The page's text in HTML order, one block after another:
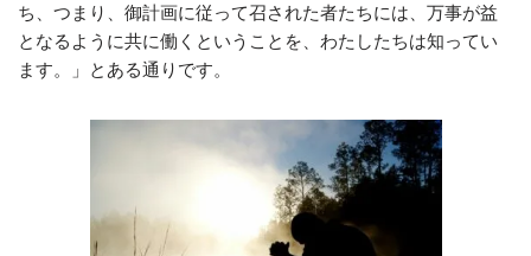
ち、つまり、御計画に従って召された者たちには、万事が益
となるように共に働くということを、わたしたちは知ってい
ます。」とある通りです。